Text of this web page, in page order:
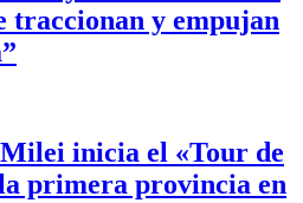
traccionan y empujan
inicia el «Tour de
primera provincia en